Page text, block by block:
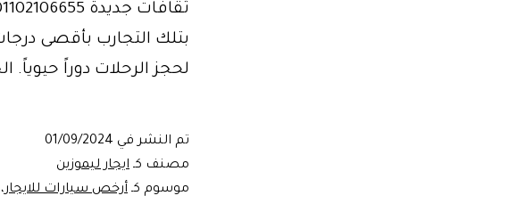
بتلك التجارب بأقصى درجات
لحجز الرحلات دوراً حيوياً.
تم النشر في 01/09/2024
مصنف كـ ايجار ليموزين
موسوم كـ أرخص سيارات للايجار،